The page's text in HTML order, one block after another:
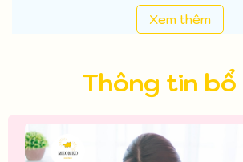
Xem thêm
Thông tin bổ